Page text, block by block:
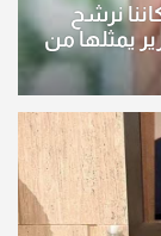
نرشح
الثقافة ) التي ماتت من زمان وزير يمثلها من